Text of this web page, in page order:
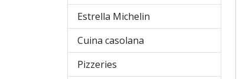
Estrella Michelin
Cuina casolana
Pizzeries